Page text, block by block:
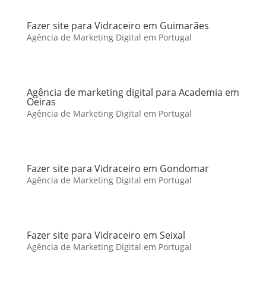
Fazer site para Vidraceiro em Guimarães
Agência de Marketing Digital em Portugal
Agência de marketing digital para Academia em
Oeiras
Agência de Marketing Digital em Portugal
Fazer site para Vidraceiro em Gondomar
Agência de Marketing Digital em Portugal
Fazer site para Vidraceiro em Seixal
Agência de Marketing Digital em Portugal